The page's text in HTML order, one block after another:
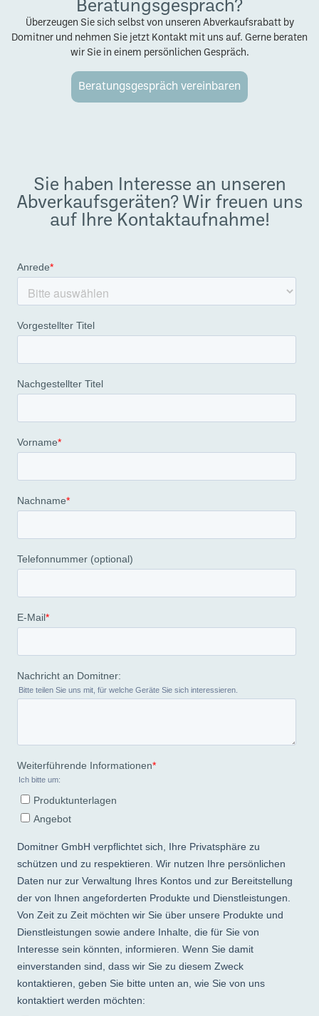
Beratungsgespräch?
Überzeugen Sie sich selbst von unseren Abverkaufsrabatt by
Domitner und nehmen Sie jetzt Kontakt mit uns auf. Gerne beraten
wir Sie in einem persönlichen Gespräch.
Beratungsgespräch vereinbaren
Sie haben Interesse an unseren
Abverkaufsgeräten? Wir freuen uns
auf Ihre Kontaktaufnahme!